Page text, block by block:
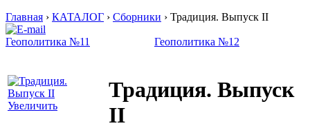
Главная › КАТАЛОГ › Сборники › Традиция. Выпуск II
Геополитика №11 Геополитика №12
Увеличить
Традиция. Выпуск
II